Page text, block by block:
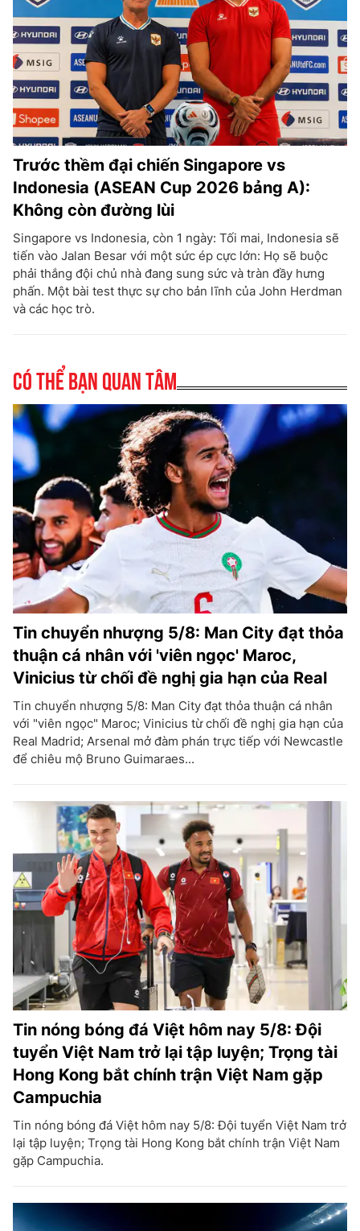
Trước thềm đại chiến Singapore vs
Indonesia (ASEAN Cup 2026 bảng A):
Không còn đường lùi
Singapore vs Indonesia, còn 1 ngày: Tối mai, Indonesia sẽ
tiến vào Jalan Besar với một sức ép cực lớn: Họ sẽ buộc
phải thắng đội chủ nhà đang sung sức và tràn đầy hưng
phấn. Một bài test thực sự cho bản lĩnh của John Herdman
và các học trò.
Có thể bạn quan tâm
Tin chuyển nhượng 5/8: Man City đạt thỏa
thuận cá nhân với 'viên ngọc' Maroc,
Vinicius từ chối đề nghị gia hạn của Real
Tin chuyển nhượng 5/8: Man City đạt thỏa thuận cá nhân
với "viên ngọc" Maroc; Vinicius từ chối đề nghị gia hạn của
Real Madrid; Arsenal mở đàm phán trực tiếp với Newcastle
để chiêu mộ Bruno Guimaraes...
Tin nóng bóng đá Việt hôm nay 5/8: Đội
tuyển Việt Nam trở lại tập luyện; Trọng tài
Hong Kong bắt chính trận Việt Nam gặp
Campuchia
Tin nóng bóng đá Việt hôm nay 5/8: Đội tuyển Việt Nam trở
lại tập luyện; Trọng tài Hong Kong bắt chính trận Việt Nam
gặp Campuchia.